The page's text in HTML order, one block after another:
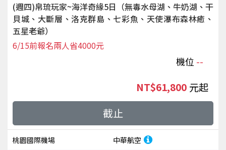
(週四)帛琉玩家~海洋奇緣5日（無毒水母湖、牛奶湖、干
貝城、大斷層、洛克群島、七彩魚、天使瀑布森林癒、
五星老爺）
機位 --
6/15前報名兩人省4000元
桃園國際機場 中華航空
NT$61,800 起
截止